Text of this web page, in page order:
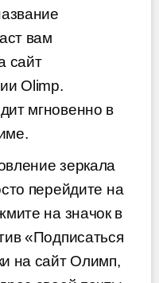
вам
сайт
Olimp.
мгновенно в
зеркала
перейдите на
на значок в
«Подписаться
на сайт Олимп,